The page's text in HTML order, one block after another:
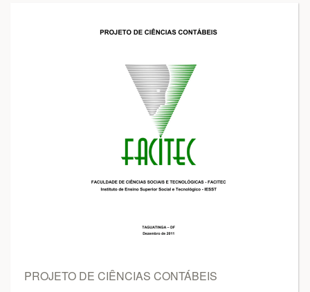
PROJETO DE CIÊNCIAS CONTÁBEIS